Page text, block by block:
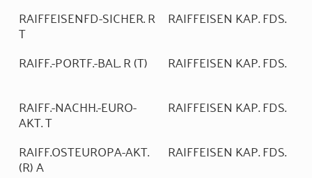
RAIFFEISENFD-SICHER. R
T
RAIFFEISEN KAP. FDS.
RAIFF.-PORTF.-BAL. R (T)
RAIFFEISEN KAP. FDS.
RAIFF.-NACHH.-EURO-
AKT. T
RAIFFEISEN KAP. FDS.
RAIFF.OSTEUROPA-AKT.
(R) A
RAIFFEISEN KAP. FDS.